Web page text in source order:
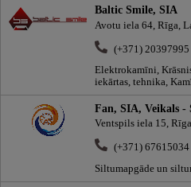
Baltic Smile, SIA
Avotu iela 64, Rīga,
(+371) 20397995
Elektrokamīni,
iekārtas, tehnika,
Fan, SIA, Veikals -
Ventspils iela 15,
(+371) 67615034
Siltumapgāde un